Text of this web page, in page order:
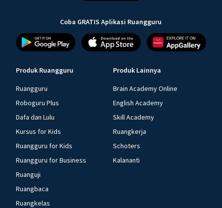
Coba GRATIS Aplikasi Ruangguru
Produk Ruangguru
Ruangguru
Roboguru Plus
Dafa dan Lulu
Kursus for Kids
Ruangguru for Kids
Ruangguru for Business
Ruanguji
Ruangbaca
Ruangkelas
Produk Lainnya
Brain Academy Online
English Academy
Skill Academy
Ruangkerja
Schoters
Kalananti